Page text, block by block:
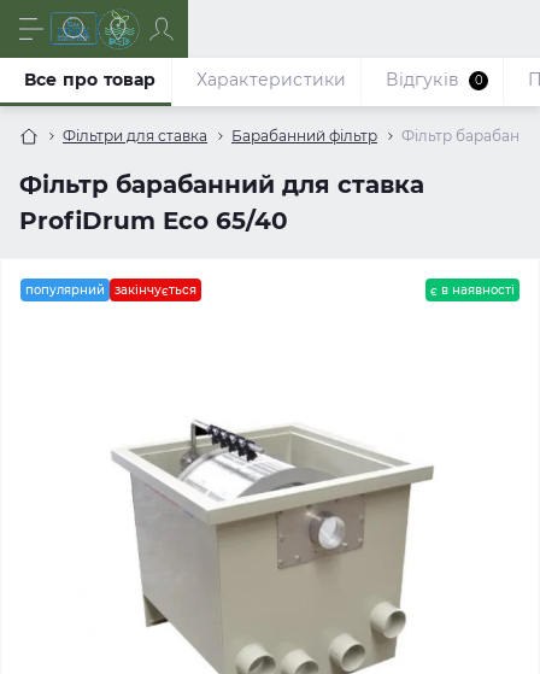
Фільтри для ставка Барабанний фільтр Фільтр
Фільтр барабанний для ставка
ProfiDrum Eco 65/40
Все про товар Характеристики Відгуків 0
популярний закінчується є в наявності